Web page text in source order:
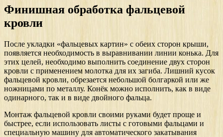
Финишная обработка фальцевой
кровли
После укладки «фальцевых картин» с обеих сторон крыши,
появляется необходимость в выравнивании линии конька. Для
этих целей, необходимо выполнить соединение двух сторон
кровли с применением молотка для их загиба. Лишний кусок
фальцевой кровли, обрезается небольшой болгаркой или же
ножницами по металлу. Конёк можно исполнить, как в виде
одинарного, так и в виде двойного фальца.
Монтаж фальцевой кровли своими руками будет проще и
быстрее, если использовать листы с готовыми фальцами и
специальную машину для автоматического закатывания